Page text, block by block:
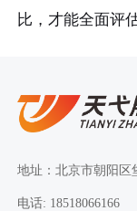
比，才能全面评
地址：北京市朝阳区
电话: 18518066166